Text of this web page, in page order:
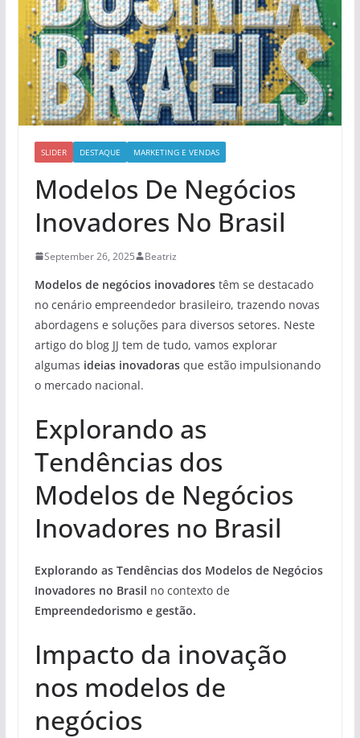
SLIDER DESTAQUE MARKETING E VENDAS
Modelos De Negócios
Inovadores No Brasil
September 26, 2025 Beatriz
Modelos de negócios inovadorestêm se destacado
no cenário empreendedor brasileiro, trazendo novas
abordagens e soluções para diversos setores. Neste
artigo do blog JJ tem de tudo, vamos explorar
algumas ideias inovadorasque estão impulsionando
o mercado nacional.
Explorando as
Tendências dos
Modelos de Negócios
Inovadores no Brasil
Explorando as Tendências dos Modelos de Negócios
Inovadores no Brasil no contexto de
Empreendedorismo e gestão.
Impacto da inovação
nos modelos de
negócios